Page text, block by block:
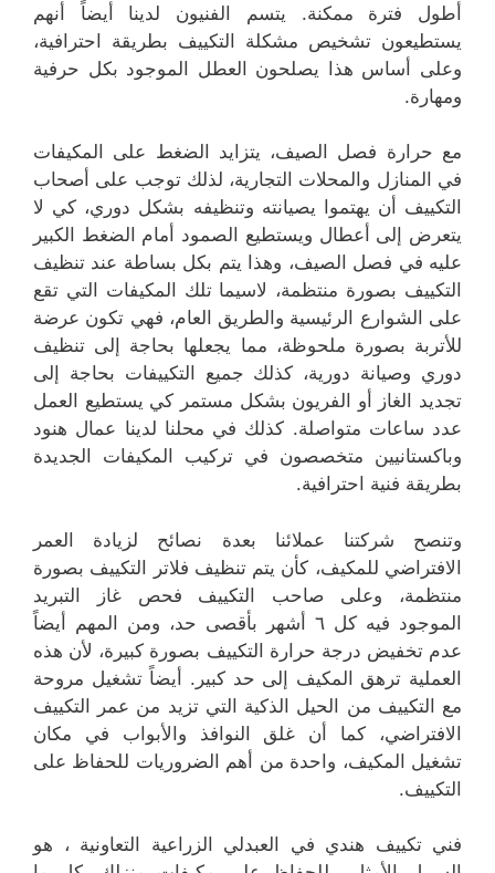
أطول فترة ممكنة. يتسم الفنيون لدينا أيضاً أنهم
يستطيعون تشخيص مشكلة التكييف بطريقة احترافية،
وعلى أساس هذا يصلحون العطل الموجود بكل حرفية
ومهارة.
مع حرارة فصل الصيف، يتزايد الضغط على المكيفات
في المنازل والمحلات التجارية، لذلك توجب على أصحاب
التكييف أن يهتموا يصيانته وتنظيفه بشكل دوري، كي لا
يتعرض إلى أعطال ويستطيع الصمود أمام الضغط الكبير
عليه في فصل الصيف، وهذا يتم بكل بساطة عند تنظيف
التكييف بصورة منتظمة، لاسيما تلك المكيفات التي تقع
على الشوارع الرئيسية والطريق العام، فهي تكون عرضة
للأتربة بصورة ملحوظة، مما يجعلها بحاجة إلى تنظيف
دوري وصيانة دورية، كذلك جميع التكييفات بحاجة إلى
تجديد الغاز أو الفريون بشكل مستمر كي يستطيع العمل
عدد ساعات متواصلة. كذلك في محلنا لدينا عمال هنود
وباكستانيين متخصصون في تركيب المكيفات الجديدة
بطريقة فنية احترافية.
وتنصح شركتنا عملائنا بعدة نصائح لزيادة العمر
الافتراضي للمكيف، كأن يتم تنظيف فلاتر التكييف بصورة
منتظمة، وعلى صاحب التكييف فحص غاز التبريد
الموجود فيه كل ٦ أشهر بأقصى حد، ومن المهم أيضاً
عدم تخفيض درجة حرارة التكييف بصورة كبيرة، لأن هذه
العملية ترهق المكيف إلى حد كبير. أيضاً تشغيل مروحة
مع التكييف من الحيل الذكية التي تزيد من عمر التكييف
الافتراضي، كما أن غلق النوافذ والأبواب في مكان
تشغيل المكيف، واحدة من أهم الضروريات للحفاظ على
التكييف.
فني تكييف هندي في العبدلي الزراعية التعاونية ، هو